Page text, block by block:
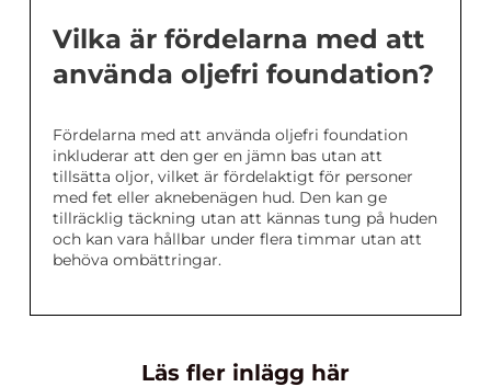
Vilka är fördelarna med att
använda oljefri foundation?
Fördelarna med att använda oljefri foundation
inkluderar att den ger en jämn bas utan att
tillsätta oljor, vilket är fördelaktigt för personer
med fet eller aknebenägen hud. Den kan ge
tillräcklig täckning utan att kännas tung på huden
och kan vara hållbar under flera timmar utan att
behöva ombättringar.
Läs fler inlägg här